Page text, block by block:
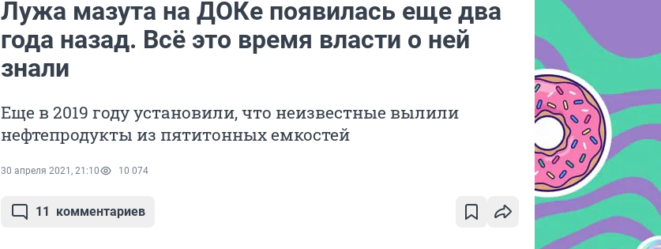
Лужа мазута на ДОКе появилась еще два
года назад. Всё это время власти о ней
знали
Еще в 2019 году установили, что неизвестные вылили
нефтепродукты из пятитонных емкостей
30 апреля 2021, 21:10 10 074
11 комментариев